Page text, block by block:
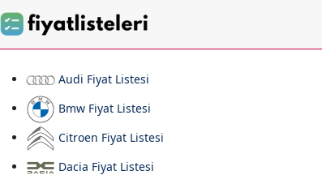
Audi Fiyat Listesi
Bmw Fiyat Listesi
Citroen Fiyat Listesi
Dacia Fiyat Listesi